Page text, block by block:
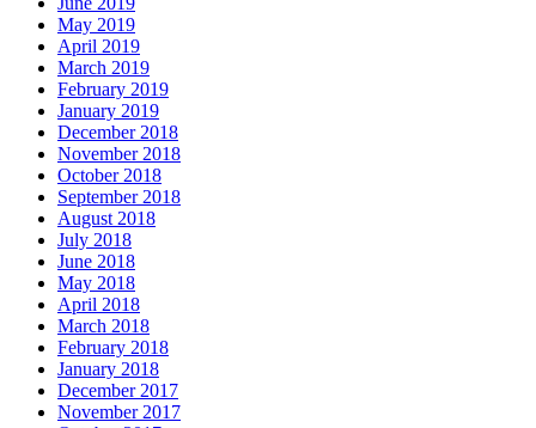
May 2019
April 2019
March 2019
February 2019
January 2019
December 2018
November 2018
October 2018
September 2018
August 2018
July 2018
June 2018
May 2018
April 2018
March 2018
February 2018
January 2018
December 2017
November 2017